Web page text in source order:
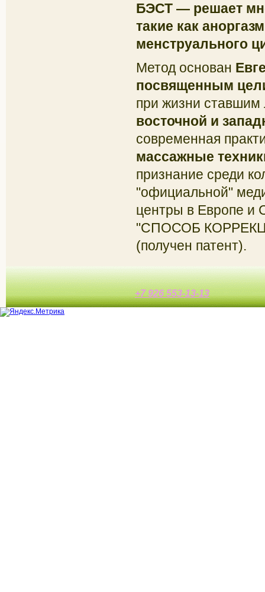
БЭСТ — решает
такие как
менструального
Метод основан
посвященным
при жизни ставшим
восточной и
современная
массажные
признание среди
"официальной"
центры в Европе и
"СПОСОБ
(получен патент).
+7 926 553-13-13